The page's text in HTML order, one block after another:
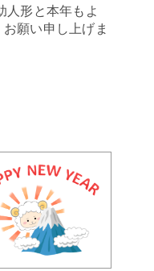
人形と本年もよ
願い申し上げま